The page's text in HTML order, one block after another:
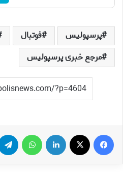
پرسپولیس فوتبال
مرجع خبری پرسپولیس
فیس بوک لینکدین